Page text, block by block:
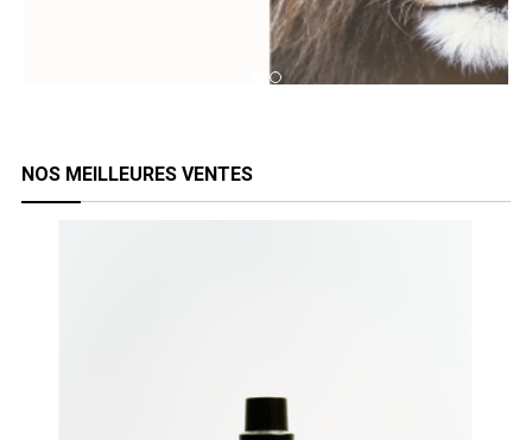
NOS MEILLEURES VENTES